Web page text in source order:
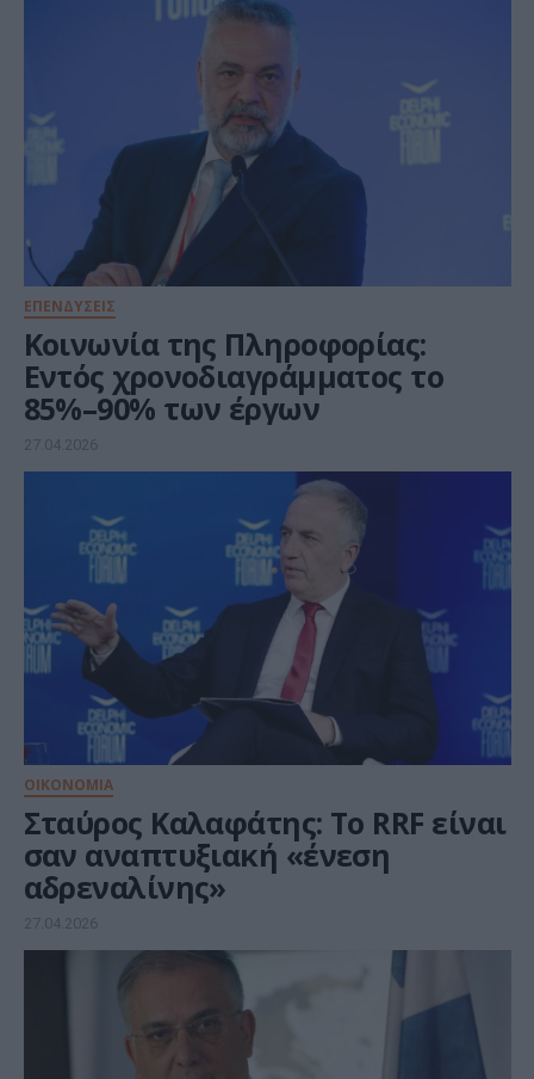
ΕΠΕΝΔΥΣΕΙΣ
Κοινωνία της Πληροφορίας:
Εντός χρονοδιαγράμματος το
85%–90% των έργων
27.04.2026
ΟΙΚΟΝΟΜΙΑ
Σταύρος Καλαφάτης: Το RRF είναι
σαν αναπτυξιακή «ένεση
αδρεναλίνης»
27.04.2026